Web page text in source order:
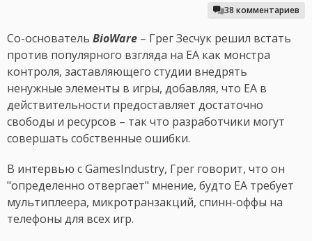
38 комментариев
Со-основатель BioWare – Грег Зесчук решил встать
против популярного взгляда на EA как монстра
контроля, заставляющего студии внедрять
ненужные элементы в игры, добавляя, что EA в
действительности предоставляет достаточно
свободы и ресурсов – так что разработчики могут
совершать собственные ошибки.
В интервью с GamesIndustry, Грег говорит, что он
"определенно отвергает" мнение, будто EA требует
мультиплеера, микротранзакций, спинн-оффы на
телефоны для всех игр.